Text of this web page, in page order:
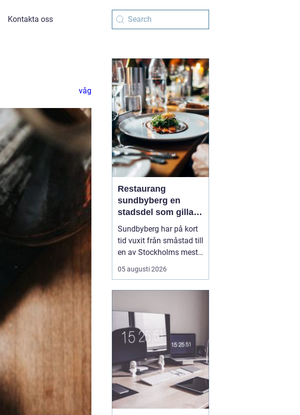
Kontakta oss
våg
Restaurang
sundbyberg en
stadsdel som gillar
mat, sport och
spontana möten
Sundbyberg har på kort
tid vuxit från småstad till
en av Stockholms mest
levande knutpunkter.
Med nya bostäder,
också restauranglivet
tagit fart. Här blandas
kvarterskrogar, trendiga
bistron och sportbarer
05 augusti 2026